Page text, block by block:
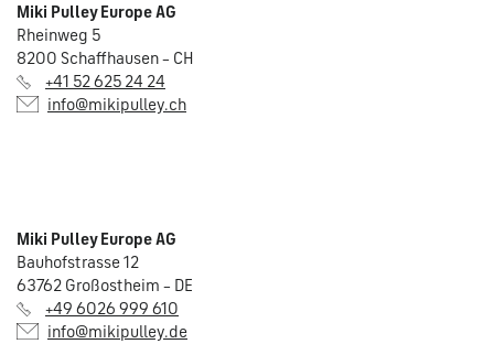
Miki Pulley Europe AG
Rheinweg 5
8200 Schaffhausen – CH
+41 52 625 24 24
info@mikipulley.ch
Miki Pulley Europe AG
Bauhofstrasse 12
63762 Großostheim – DE
+49 6026 999 610
info@mikipulley.de